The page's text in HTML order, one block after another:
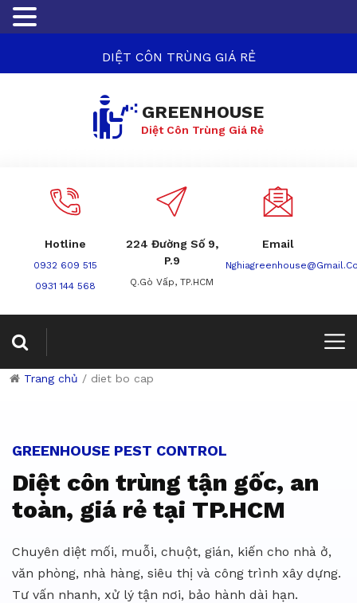
DIỆT CÔN TRÙNG GIÁ RẺ
GREENHOUSE
Diệt Côn Trùng Giá Rẻ
Hotline
0932 609 515
0931 144 568
224 Đường Số 9,
P.9
Q.Gò Vấp, TP.HCM
Email
Trang chủ / diet bo cap
GREENHOUSE PEST CONTROL
Diệt côn trùng tận gốc, an
toàn, giá rẻ tại TP.HCM
Chuyên diệt mối, muỗi, chuột, gián, kiến cho nhà ở,
văn phòng, nhà hàng, siêu thị và công trình xây dựng.
Tư vấn nhanh, xử lý tận nơi, bảo hành dài hạn.